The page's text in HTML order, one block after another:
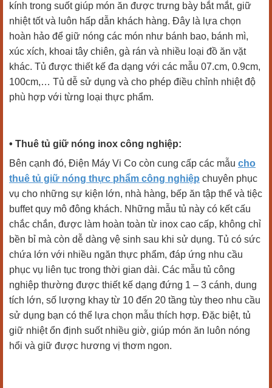
kính trong suốt giúp món ăn được trưng bày bắt mắt, giữ
nhiệt tốt và luôn hấp dẫn khách hàng. Đây là lựa chọn
hoàn hảo để giữ nóng các món như bánh bao, bánh mì,
xúc xích, khoai tây chiên, gà rán và nhiều loại đồ ăn vặt
khác. Tủ được thiết kế đa dạng với các mẫu 07.cm, 0.9cm,
100cm,… Tủ dễ sử dụng và cho phép điều chỉnh nhiệt độ
phù hợp với từng loại thực phẩm.
• Thuê tủ giữ nóng inox công nghiệp:
Bên cạnh đó, Điện Máy Vi Co còn cung cấp các mẫu cho
thuê tủ giữ nóng thực phẩm công nghiệp chuyên phục
vụ cho những sự kiện lớn, nhà hàng, bếp ăn tập thể và tiệc
buffet quy mô đông khách. Những mẫu tủ này có kết cấu
chắc chắn, được làm hoàn toàn từ inox cao cấp, không chỉ
bền bỉ mà còn dễ dàng vệ sinh sau khi sử dụng. Tủ có sức
chứa lớn với nhiều ngăn thực phẩm, đáp ứng nhu cầu
phục vụ liên tục trong thời gian dài. Các mẫu tủ công
nghiệp thường được thiết kế dạng đứng 1 – 3 cánh, dung
tích lớn, số lượng khay từ 10 đến 20 tầng tùy theo nhu cầu
sử dụng bạn có thể lựa chọn mẫu thích hợp. Đặc biệt, tủ
giữ nhiệt ổn định suốt nhiều giờ, giúp món ăn luôn nóng
hổi và giữ được hương vị thơm ngon.